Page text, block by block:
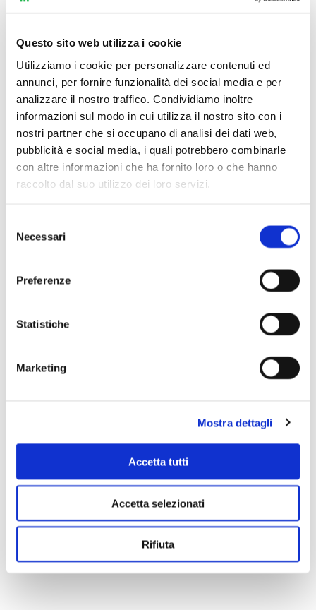
Questo sito web utilizza i cookie
Utilizziamo i cookie per personalizzare contenuti ed
annunci, per fornire funzionalità dei social media e per
analizzare il nostro traffico. Condividiamo inoltre
informazioni sul modo in cui utilizza il nostro sito con i
nostri partner che si occupano di analisi dei dati web,
pubblicità e social media, i quali potrebbero combinarle
con altre informazioni che ha fornito loro o che hanno
raccolto dal suo utilizzo dei loro servizi.
delNecessari
Preferenze
Statistiche
Marketing
Mostra dettagli
Accetta tutti
Accetta selezionati
Rifiuta
Scopri di più